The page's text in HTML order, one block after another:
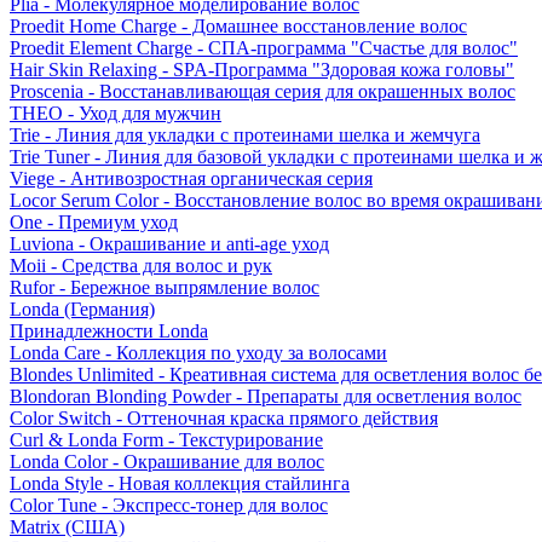
Plia - Молекулярное моделирование волос
Proedit Home Charge - Домашнее восстановление волос
Proedit Element Charge - СПА-программа "Счастье для волос"
Hair Skin Relaxing - SPA-Программа "Здоровая кожа головы"
Proscenia - Восстанавливающая серия для окрашенных волос
THEO - Уход для мужчин
Trie - Линия для укладки с протеинами шелка и жемчуга
Trie Tuner - Линия для базовой укладки с протеинами шелка и
Viege - Антивозростная органическая серия
Locor Serum Color - Восстановление волос во время
One - Премиум уход
Luviona - Окрашивание и anti-age уход
Moii - Средства для волос и рук
Rufor - Бережное выпрямление волос
Londa (Германия)
Принадлежности Londa
Londa Care - Коллекция по уходу за волосами
Blondes Unlimited - Креативная система для осветления волос
Blondoran Blonding Powder - Препараты для осветления волос
Color Switch - Оттеночная краска прямого действия
Curl & Londa Form - Текстурирование
Londa Color - Окрашивание для волос
Londa Style - Новая коллекция стайлинга
Color Tune - Экспресс-тонер для волос
Matrix (США)